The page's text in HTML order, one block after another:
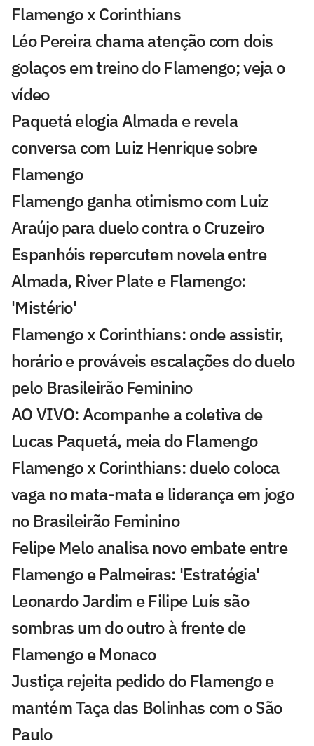
Flamengo x Corinthians
Léo Pereira chama atenção com dois
golaços em treino do Flamengo; veja o
vídeo
Paquetá elogia Almada e revela
conversa com Luiz Henrique sobre
Flamengo
Flamengo ganha otimismo com Luiz
Araújo para duelo contra o Cruzeiro
Espanhóis repercutem novela entre
Almada, River Plate e Flamengo:
'Mistério'
Flamengo x Corinthians: onde assistir,
horário e prováveis escalações do duelo
pelo Brasileirão Feminino
AO VIVO: Acompanhe a coletiva de
Lucas Paquetá, meia do Flamengo
Flamengo x Corinthians: duelo coloca
vaga no mata-mata e liderança em jogo
no Brasileirão Feminino
Felipe Melo analisa novo embate entre
Flamengo e Palmeiras: 'Estratégia'
Leonardo Jardim e Filipe Luís são
sombras um do outro à frente de
Flamengo e Monaco
Justiça rejeita pedido do Flamengo e
mantém Taça das Bolinhas com o São
Paulo